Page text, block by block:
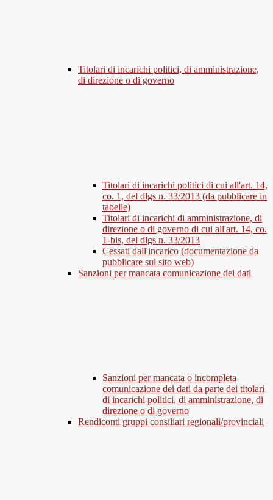
Titolari di incarichi politici, di amministrazione,
di direzione o di governo
Titolari di incarichi politici di cui all'art. 14,
co. 1, del dlgs n. 33/2013 (da pubblicare in
tabelle)
Titolari di incarichi di amministrazione, di
direzione o di governo di cui all'art. 14, co.
1-bis, del dlgs n. 33/2013
Cessati dall'incarico (documentazione da
pubblicare sul sito web)
Sanzioni per mancata comunicazione dei dati
Sanzioni per mancata o incompleta
comunicazione dei dati da parte dei titolari
di incarichi politici, di amministrazione, di
direzione o di governo
Rendiconti gruppi consiliari regionali/provinciali